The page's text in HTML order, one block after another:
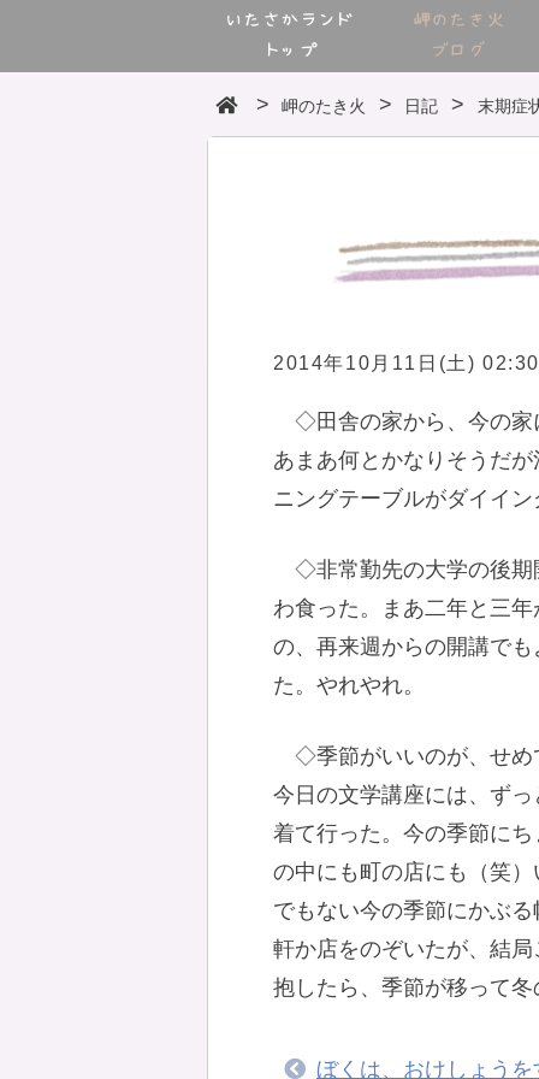
いたさかランド
トップ
岬のたき火
ブログ
岬のたき火 日記 末期症
2014年10月11日(土)
◇田舎の家から、今の家
あまあ何とかなりそうだ
ニングテーブルがダイイ
◇非常勤先の大学の後期
わ食った。まあ二年と三
の、再来週からの開講で
た。やれやれ。
◇季節がいいのが、せめ
今日の文学講座には、ず
着て行った。今の季節に
の中にも町の店にも（笑
でもない今の季節にかぶ
軒か店をのぞいたが、結
抱したら、季節が移って
ぼくは、おけしょう